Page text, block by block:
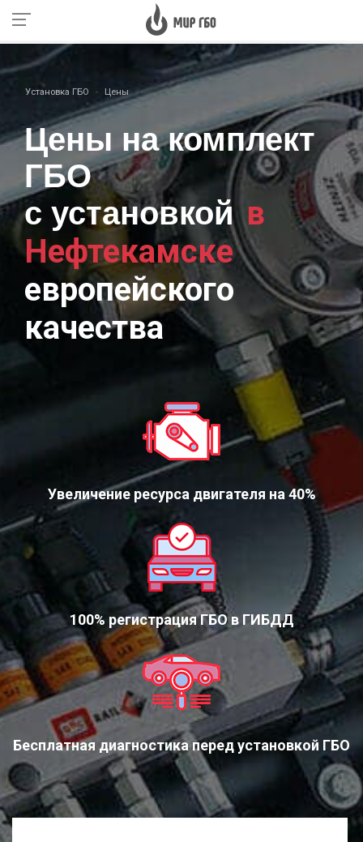
Установка ГБО Цены
Цены на комплект
ГБО
с установкой в
Нефтекамске
европейского
качества
Увеличение ресурса двигателя на 40%
100% регистрация ГБО в ГИБДД
Бесплатная диагностика перед установкой ГБО